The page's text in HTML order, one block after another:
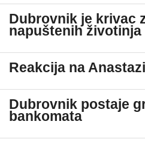
Dubrovnik je krivac
napuštenih životinja
Reakcija na
Dubrovnik postaje
bankomata